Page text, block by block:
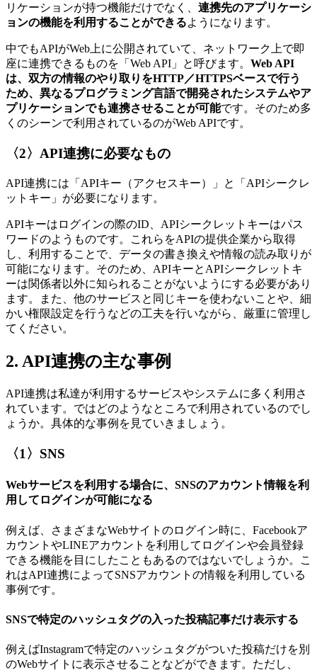
リケーションが持つ機能だけでなく、 連携先のアプリケーシ
ョンの機能を利用することができるようになります。
中でもAPIがWeb上に公開されていて、ネットワーク上で即
座に連携できるものを「Web API」と呼びます。 Web API
は、双方の情報のやり取りをHTTP／HTTPSベースで行う
ため、異なるプログラミング言語で開発されたシステムやア
プリケーションでも連携させることが可能です。そのため多
くのシーンで利用されているのがWeb APIです。
〈2〉API連携に必要なもの
API連携には「APIキー（アクセスキー）」と「APIシークレ
ットキー」が必要になります。
APIキーはログインの際のID、APIシークレットキーはパス
ワードのようものです。これらをAPIの提供企業から取得
し、利用することで、データの書き換えや情報の読み取りが
可能になります。そのため、APIキーとAPIシークレットキ
ーは関係者以外に知られることがないようにする必要があり
ます。また、他のサービスと同じキーを使わないことや、細
かい権限設定を行うなどの工夫を行いながら、厳重に管理し
てください。
2. API連携の主な事例
API連携は私達が利用するサービスやシステムに多く利用さ
れています。ではどのようなところで利用されているのでし
ょうか。具体的な事例を見ていきましょう。
〈1〉SNS
Webサービスを利用する場合に、SNSのアカウント情報を利
用してログインが可能になる
例えば、さまざまなWebサイトのログイン時に、Facebookア
カウントやLINEアカウントを利用してログインや会員登録
できる機能を目にしたこともあるのではないでしょうか。こ
れはAPI連携によってSNSアカウントの情報を利用している
事例です。
SNSで特定のハッシュタグの入った投稿記事だけ表示する
例えばInstagramで特定のハッシュタグがついた投稿だけを別
のWebサイトに表示させることなどができます。ただし、